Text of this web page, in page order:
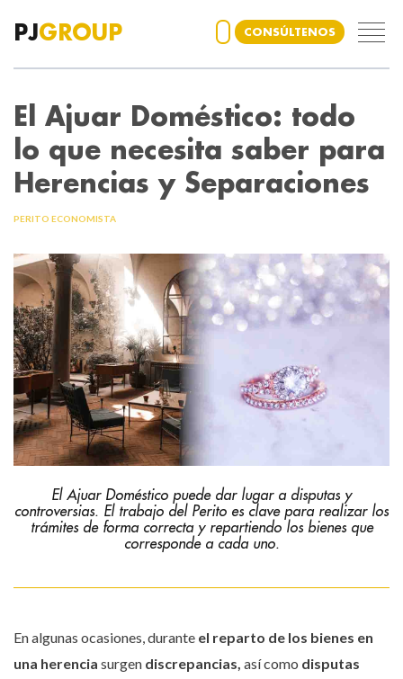
PJGROUP CONSÚLTENOS
El Ajuar Doméstico: todo
lo que necesita saber para
Herencias y Separaciones
PERITO ECONOMISTA
El Ajuar Doméstico puede dar lugar a disputas y
controversias. El trabajo del Perito es clave para realizar los
trámites de forma correcta y repartiendo los bienes que
corresponde a cada uno.
En algunas ocasiones, durante el reparto de los bienes en
una herencia surgen discrepancias, así como disputas